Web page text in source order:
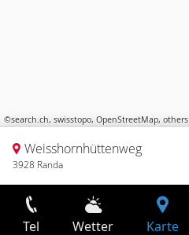
©search.ch, swisstopo, OpenStreetMap, others
Weisshornhüttenweg
3928 Randa
Tel Wetter Karte